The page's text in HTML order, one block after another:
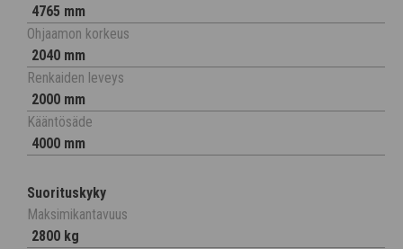
4765 mm
Ohjaamon korkeus
2040 mm
Renkaiden leveys
2000 mm
Kääntösäde
4000 mm
Suorituskyky
Maksimikantavuus
2800 kg